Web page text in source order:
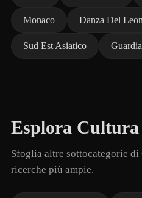
Monaco Danza Del
Sud Est Asiatico
Esplora
Sfoglia altre sottocategorie
ricerche più ampie.